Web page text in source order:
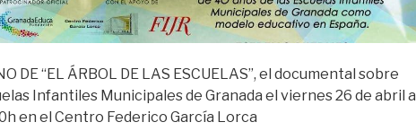
DE “EL ÁRBOL DE LAS ESCUELAS”, el documental sobre
Infantiles Municipales de Granada el viernes 26 de abril a
en el Centro Federico García Lorca